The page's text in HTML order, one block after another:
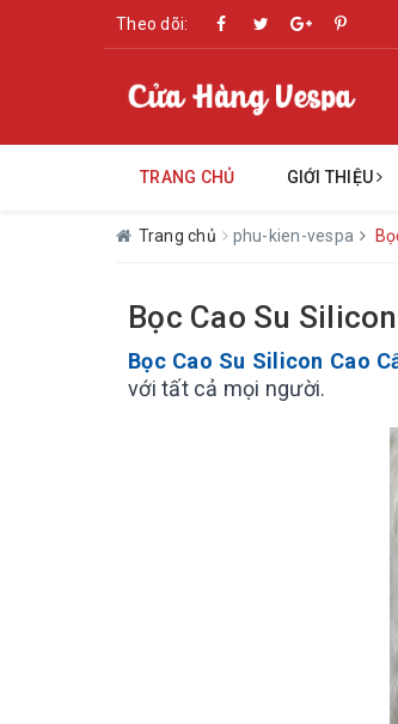
Theo dõi:
TRANG CHỦ GIỚI THIỆU
Trang chủ phu-kien-vespa
Bọc Cao Su
Bọc Cao Su Silicon Cao
với tất cả mọi người.